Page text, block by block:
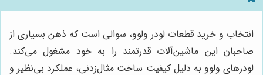
انتخاب و خرید قطعات لودر ولوو، سوالی است که ذهن بسیاری از
صاحبان این ماشین‌آلات قدرتمند را به خود مشغول می‌کند.
لودرهای ولوو به دلیل کیفیت ساخت مثال‌زدنی، عملکرد بی‌نظیر و